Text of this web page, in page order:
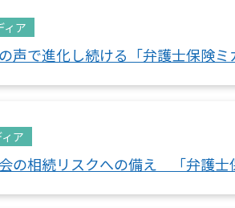
ィア
声で進化し続ける「弁護士保険ミ
ア
の相続リスクへの備え 「弁護士